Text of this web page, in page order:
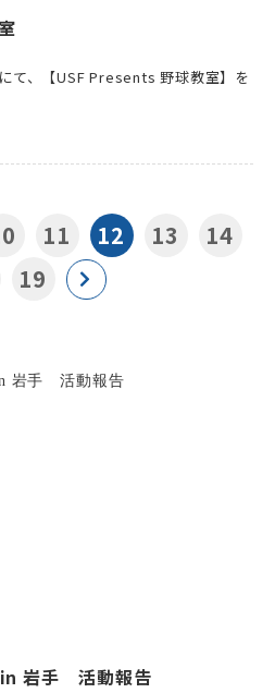
て、【USF Presents 野球教室】を
11 12 13
14
19
in 岩手 活動報告